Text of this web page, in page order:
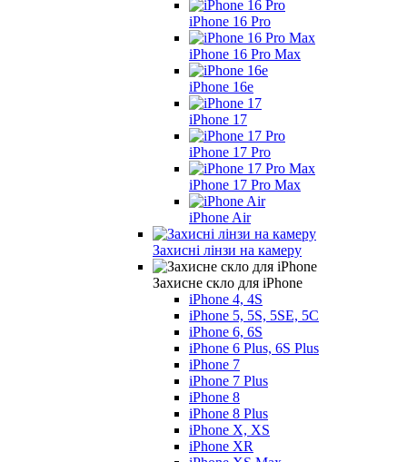
iPhone 16 Pro
iPhone 16 Pro Max
iPhone 16e
iPhone 17
iPhone 17 Pro
iPhone 17 Pro Max
iPhone Air
Захисні лінзи на камеру
Захисне скло для iPhone
iPhone 4, 4S
iPhone 5, 5S, 5SE, 5С
iPhone 6, 6S
iPhone 6 Plus, 6S Plus
iPhone 7
iPhone 7 Plus
iPhone 8
iPhone 8 Plus
iPhone X, XS
iPhone XR